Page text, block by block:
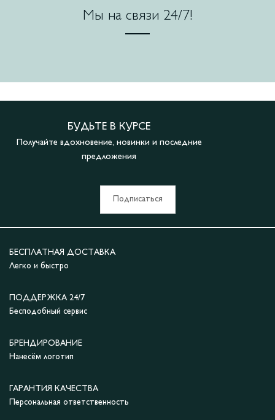
Мы на связи 24/7!
БУДЬТЕ В КУРСЕ
Получайте вдохновение, новинки и последние
предложения
Подписаться
БЕСПЛАТНАЯ ДОСТАВКА
Легко и быстро
ПОДДЕРЖКА 24/7
Бесподобный сервис
БРЕНДИРОВАНИЕ
Нанесём логотип
ГАРАНТИЯ КАЧЕСТВА
Персональная ответственность